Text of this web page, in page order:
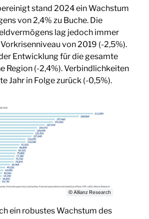
stand 2024 ein Wachstum
von 2,4% zu Buche. Die
lag jedoch immer
von 2019 (-2,5%).
Entwicklung für die gesamte
Region (-2,4%). Verbindlichkeiten
Jahr in Folge zurück (-0,5%).
© Allianz Research
ein robustes Wachstum des